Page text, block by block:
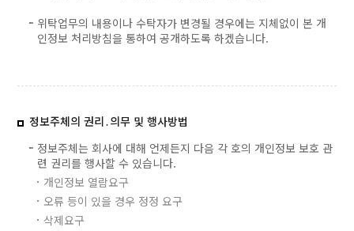
위탁업무의 내용이나 수탁자가 변경될 경우에는 지체없이 본 개
인정보 처리방침을 통하여 공개하도록 하겠습니다.
정보주체의 권리․의무 및 행사방법
정보주체는 회사에 대해 언제든지 다음 각 호의 개인정보 보호 관
련 권리를 행사할 수 있습니다.
개인정보 열람요구
오류 등이 있을 경우 정정 요구
삭제요구